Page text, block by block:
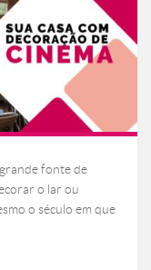
fonte de
o lar ou
o século em que